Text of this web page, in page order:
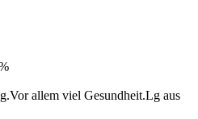
allem viel Gesundheit.Lg aus